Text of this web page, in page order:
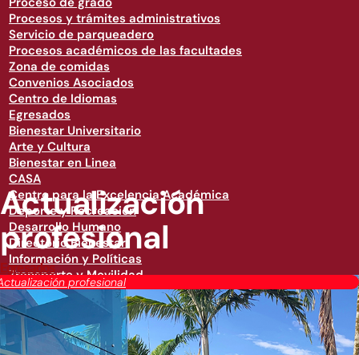
Procesos y trámites administrativos
Servicio de parqueadero
Procesos académicos de las facultades
Zona de comidas
Convenios Asociados
Centro de Idiomas
Egresados
Bienestar Universitario
Arte y Cultura
Bienestar en Linea
CASA
Centro para la Excelencia Académica
Deporte y Recreación
Desarrollo Humano
Directorio Bienestar
Información y Políticas
Transporte y Movilidad
profesional
Actualización
profesional
Egresados